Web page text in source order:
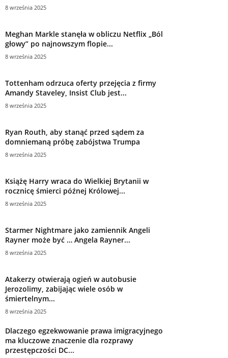
8 września 2025
Meghan Markle stanęła w obliczu Netflix „Ból
głowy” po najnowszym flopie...
8 września 2025
Tottenham odrzuca oferty przejęcia z firmy
Amandy Staveley, Insist Club jest...
8 września 2025
Ryan Routh, aby stanąć przed sądem za
domniemaną próbę zabójstwa Trumpa
8 września 2025
Książę Harry wraca do Wielkiej Brytanii w
rocznicę śmierci późnej Królowej...
8 września 2025
Starmer Nightmare jako zamiennik Angeli
Rayner może być … Angela Rayner...
8 września 2025
Atakerzy otwierają ogień w autobusie
Jerozolimy, zabijając wiele osób w
śmiertelnym...
8 września 2025
Dlaczego egzekwowanie prawa imigracyjnego
ma kluczowe znaczenie dla rozprawy
przestępczości DC...